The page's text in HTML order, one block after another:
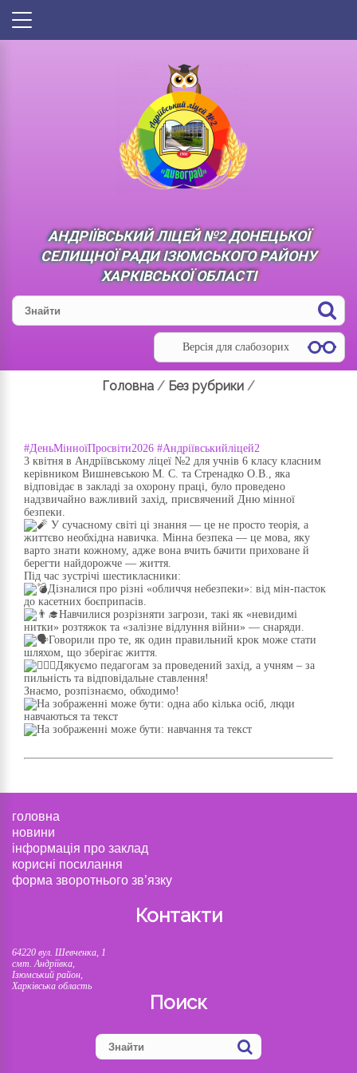
АНДРІЇВСЬКИЙ ЛІЦЕЙ №2 ДОНЕЦЬКОЇ
СЕЛИЩНОЇ РАДИ ІЗЮМСЬКОГО РАЙОНУ
ХАРКІВСЬКОЇ ОБЛАСТІ
Версія для слабозорих
Головна / Без рубрики /
#ДеньМінноїПросвіти2026 #Андріївськийліцей2
3 квітня в Андріївському ліцеї №2 для учнів 6 класу класним
керівником Вишневською М. С. та Стренадко О.В., яка
відповідає в закладі за охорону праці, було проведено
надзвичайно важливий захід, присвячений Дню мінної
безпеки.
У сучасному світі ці знання — це не просто теорія, а
життєво необхідна навичка. Мінна безпека — це мова, яку
варто знати кожному, адже вона вчить бачити приховане й
берегти найдорожче — життя.
Під час зустрічі шестикласники:
Дізналися про різні «обличчя небезпеки»: від мін-пасток
до касетних боєприпасів.
Навчилися розрізняти загрози, такі як «невидимі
нитки» розтяжок та «залізне відлуння війни» — снаряди.
Говорили про те, як один правильний крок може стати
шляхом, що зберігає життя.
Дякуємо педагогам за проведений захід, а учням – за
пильність та відповідальне ставлення!
Знаємо, розпізнаємо, обходимо!
головна
новини
інформація про заклад
корисні посилання
форма зворотнього зв’язку
Контакти
64220 вул. Шевченка, 1
смт. Андріївка,
Ізюмський район,
Харківська область
Поиск